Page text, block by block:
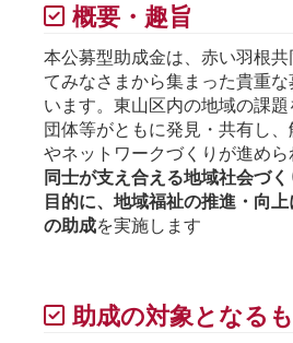
概要・趣旨
本公募型助成金は、赤い羽根
てみなさまから集まった貴重
います。東山区内の地域の課
団体等がともに発見・共有し
やネットワークづくりが進めら
同士が支え合える地域社会づ
目的に、地域福祉の推進・向
の助成を実施します
助成の対象となる